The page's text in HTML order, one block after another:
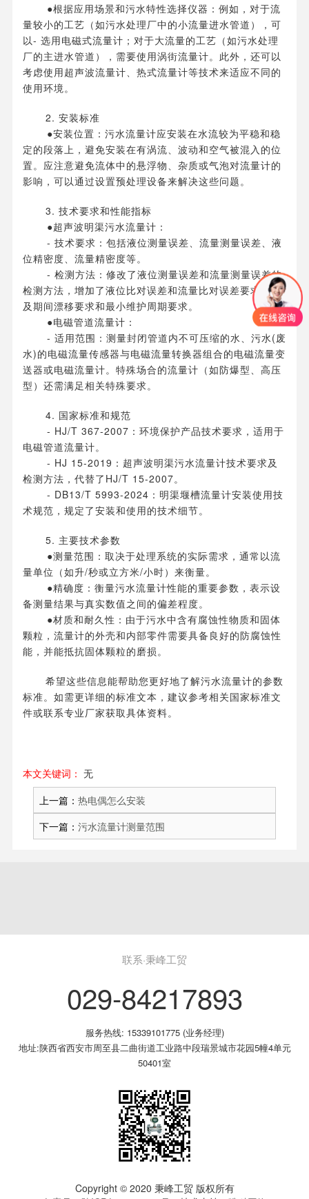
●根据应用场景和污水特性选择仪器：例如，对于流
量较小的工艺（如污水处理厂中的小流量进水管道），可
以- 选用电磁式流量计；对于大流量的工艺（如污水处理
厂的主进水管道），需要使用涡街流量计。此外，还可以
考虑使用超声波流量计、热式流量计等技术来适应不同的
使用环境。
2. 安装标准
●安装位置：污水流量计应安装在水流较为平稳和稳
定的段落上，避免安装在有涡流、波动和空气被混入的位
置。应注意避免流体中的悬浮物、杂质或气泡对流量计的
影响，可以通过设置预处理设备来解决这些问题。
3. 技术要求和性能指标
●超声波明渠污水流量计：
- 技术要求：包括液位测量误差、流量测量误差、液
位精密度、流量精密度等。
- 检测方法：修改了液位测量误差和流量测量误差的
检测方法，增加了液位比对误差和流量比对误差要求，以
及期间漂移要求和最小维护周期要求。
●电磁管道流量计：
- 适用范围：测量封闭管道内不可压缩的水、污水(废
水)的电磁流量传感器与电磁流量转换器组合的电磁流量变
送器或电磁流量计。特殊场合的流量计（如防爆型、高压
型）还需满足相关特殊要求。
4. 国家标准和规范
- HJ/T 367-2007：环境保护产品技术要求，适用于
电磁管道流量计。
- HJ 15-2019：超声波明渠污水流量计技术要求及
检测方法，代替了HJ/T 15-2007。
- DB13/T 5993-2024：明渠堰槽流量计安装使用技
术规范，规定了安装和使用的技术细节。
5. 主要技术参数
●测量范围：取决于处理系统的实际需求，通常以流
量单位（如升/秒或立方米/小时）来衡量。
●精确度：衡量污水流量计性能的重要参数，表示设
备测量结果与真实数值之间的偏差程度。
●材质和耐久性：由于污水中含有腐蚀性物质和固体
颗粒，流量计的外壳和内部零件需要具备良好的防腐蚀性
能，并能抵抗固体颗粒的磨损。
希望这些信息能帮助您更好地了解污水流量计的参数
标准。如需更详细的标准文本，建议参考相关国家标准文
件或联系专业厂家获取具体资料。
本文关键词： 无
上一篇： 热电偶怎么安装
下一篇： 污水流量计测量范围
联系·秉峰工贸
029-84217893
服务热线: 15339101775 (业务经理)
地址:陕西省西安市周至县二曲街道工业路中段瑞景城市花园5幢4单元
50401室
Copyright © 2020 秉峰工贸 版权所有